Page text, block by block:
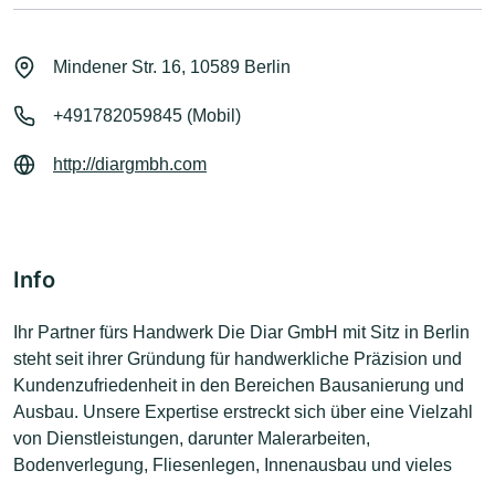
Mindener Str. 16, 10589 Berlin
+491782059845 (Mobil)
http://diargmbh.com
Info
Ihr Partner fürs Handwerk Die Diar GmbH mit Sitz in Berlin
steht seit ihrer Gründung für handwerkliche Präzision und
Kundenzufriedenheit in den Bereichen Bausanierung und
Ausbau. Unsere Expertise erstreckt sich über eine Vielzahl
von Dienstleistungen, darunter Malerarbeiten,
Bodenverlegung, Fliesenlegen, Innenausbau und vieles